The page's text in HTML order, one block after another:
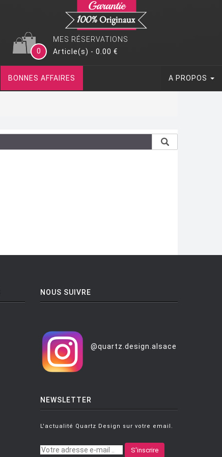
MES RÉSERVATIONS
0
Article(s) - 0.00 €
BONNES AFFAIRES A PROPOS
NOUS SUIVRE
@quartz.design.alsace
NEWSLETTER
L'actualité Quartz Design sur votre email.
S'inscrire